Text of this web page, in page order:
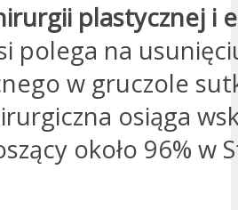
plastycznej i
polega na
w gruczole
osiąga
około 96% w